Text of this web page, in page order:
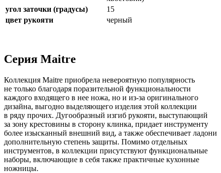
угол заточки (градусы)
15
цвет рукояти
черный
Серия Maitre
Коллекция Maitre приобрела невероятную популярность
не только благодаря поразительной функциональности
каждого входящего в нее ножа, но и из-за оригинального
дизайна, выгодно выделяющего изделия этой коллекции
в ряду прочих. Дугообразный изгиб рукояти, выступающий
за зону крестовины в сторону клинка, придает инструменту
более изысканный внешний вид, а также обеспечивает ладони
дополнительную степень защиты. Помимо отдельных
инструментов, в коллекции присутствуют функциональные
наборы, включающие в себя также практичные кухонные
ножницы.